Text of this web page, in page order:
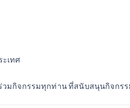
เทศ
มกิจกรรมทุกท่าน ที่สนับสนุนกิจกร